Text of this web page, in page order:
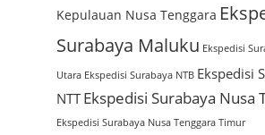
Kepulauan Nusa Tenggara
Surabaya Maluku Ekspedisi
Utara Ekspedisi Surabaya NTB Ekspedisi
NTT Ekspedisi Surabaya Nusa
Ekspedisi Surabaya Nusa Tenggara Timur